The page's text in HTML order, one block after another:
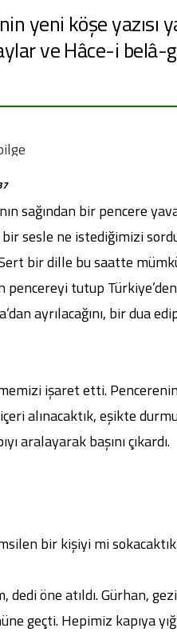
yeni köşe yazısı
ve Hâce-i belâ-
sağından bir pencere
sesle ne istediğimizi
bir dille bu saatte
pencereyi tutup
ayrılacağını, bir dua
işaret etti.
alınacaktık, eşikte
aralayarak başını çıkardı.
bir kişiyi mi
dedi öne atıldı. Gürhan,
geçti. Hepimiz kapıya